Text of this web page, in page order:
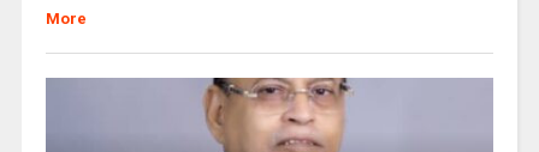
More